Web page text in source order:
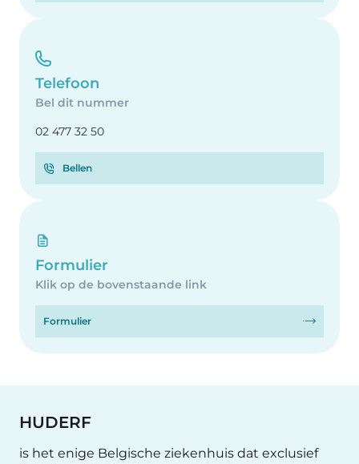
Telefoon
Bel dit nummer
02 477 32 50
Bellen
Formulier
Klik op de bovenstaande link
Formulier
HUDERF
is het enige Belgische ziekenhuis dat exclusief